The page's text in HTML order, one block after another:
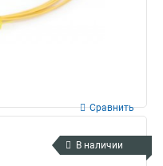
Сравнить
В наличии